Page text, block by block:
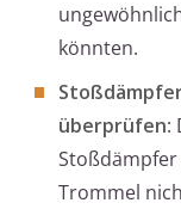
könnten.
überprüfen:
Trommel